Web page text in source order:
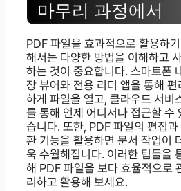
마무리 과정에서
PDF 파일을 효과적으로 활용하기
해서는 다양한 방법을 이해하고
하는 것이 중요합니다. 스마트폰
장 뷰어와 전용 리더 앱을 통해 편
하게 파일을 열고, 클라우드 서비
를 통해 언제 어디서나 접근할 수
습니다. 또한, PDF 파일의 편집과
환 기능을 활용하면 문서 작업이
욱 수월해집니다. 이러한 팁들을
해 PDF 파일을 보다 효율적으로
리하고 활용해 보세요.